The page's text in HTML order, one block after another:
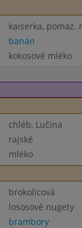
kaiserka, pomaz.
banán
kokosové mléko
chléb, Lučina
rajské
mléko
brokolicová
lososové nugety
brambory